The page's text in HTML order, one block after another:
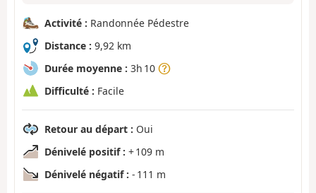
Activité : Randonnée Pédestre
Distance : 9,92 km
Durée moyenne : 3h 10
Difficulté : Facile
Retour au départ : Oui
Dénivelé positif : + 109 m
Dénivelé négatif : - 111 m